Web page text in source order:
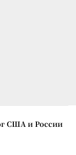
США и России